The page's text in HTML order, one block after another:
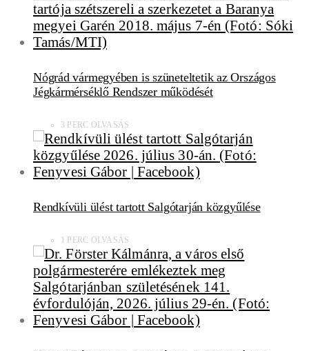
Nógrád vármegyében is szüneteltetik az Országos
Jégkármérséklő Rendszer működését
3 PERC OLVASÁS
Rendkívüli ülést tartott Salgótarján közgyűlése
1 PERC OLVASÁS